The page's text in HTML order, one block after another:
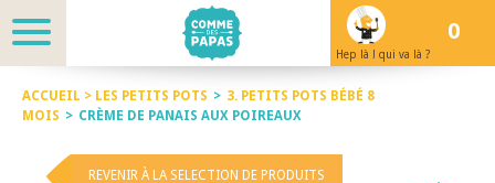
Hep là ! qui va là ?
0
ACCUEIL > LES PETITS POTS > 3. PETITS POTS BÉBÉ 8
MOIS > CRÈME DE PANAIS AUX POIREAUX
REVENIR À LA SELECTION DE PRODUITS